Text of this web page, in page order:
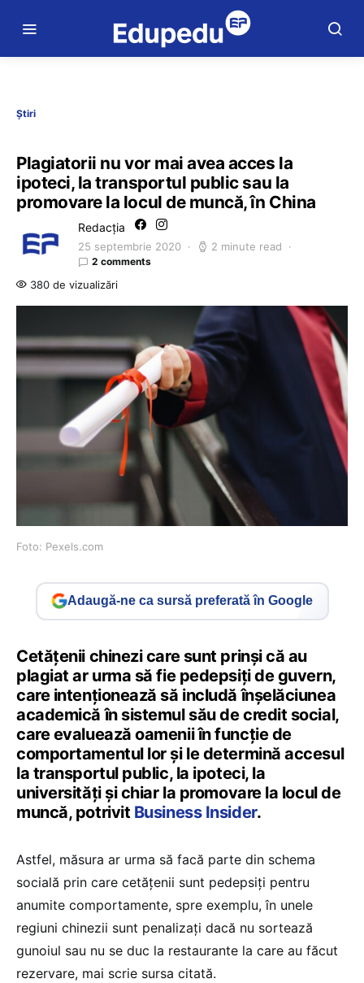
Știri
Plagiatorii nu vor mai avea acces la
ipoteci, la transportul public sau la
promovare la locul de muncă, în China
Redacția
25 septembrie 2020 2 minute read
2 comments
380 de vizualizări
Foto: Pexels.com
Adaugă-ne ca sursă preferată în Google
Cetățenii chinezi care sunt prinși că au
plagiat ar urma să fie pedepsiți de guvern,
care intenționează să includă înșelăciunea
academică în sistemul său de credit social,
care evaluează oamenii în funcție de
comportamentul lor și le determină accesul
la transportul public, la ipoteci, la
universități și chiar la promovare la locul de
muncă, potrivit Business Insider.
Astfel, măsura ar urma să facă parte din schema
socială prin care cetățenii sunt pedepsiți pentru
anumite comportamente, spre exemplu, în unele
regiuni chinezii sunt penalizați dacă nu sortează
gunoiul sau nu se duc la restaurante la care au făcut
rezervare, mai scrie sursa citată.